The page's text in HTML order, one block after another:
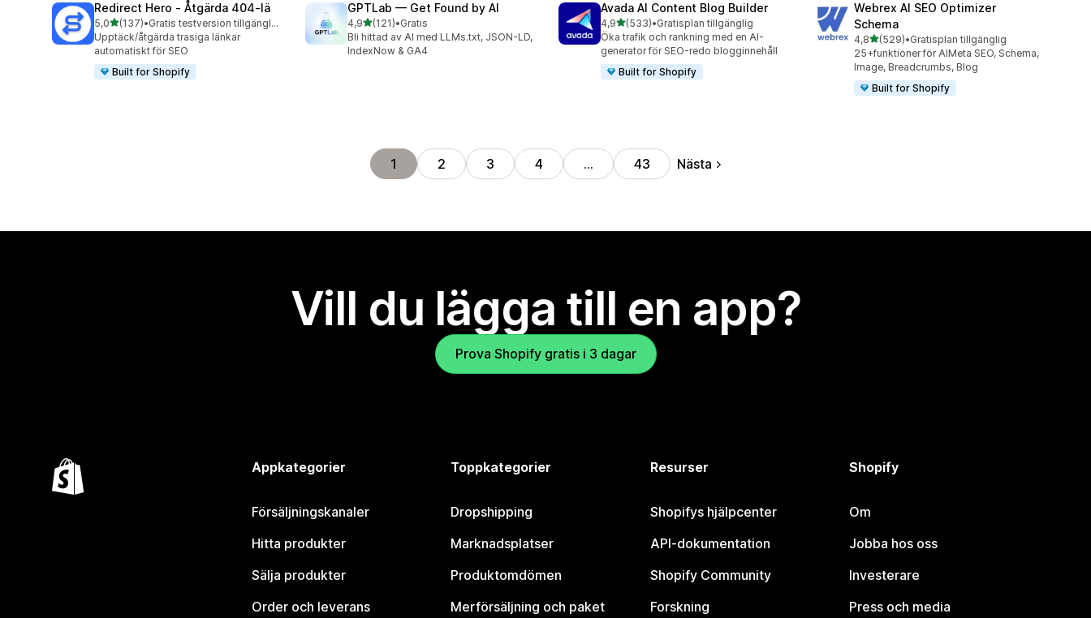
Redirect Hero ‑ Åtgärda 404‑lä
5,0av 5 stjärnor
(137)
137 recensioner totalt
•
Gratis testversion tillgänglig
Upptäck/åtgärda trasiga länkar
automatiskt för SEO
Built for Shopify
GPTLab — Get Found by AI
4,9av 5 stjärnor
(121)
121 recensioner totalt
•Gratis
Bli hittad av AI med LLMs.txt, JSON-LD,
IndexNow & GA4
Avada AI Content Blog Builder
4,9av 5 stjärnor
(533)
533 recensioner totalt
•Gratisplan tillgänglig
Öka trafik och rankning med en AI-
generator för SEO-redo blogginnehåll
Built for Shopify
Webrex AI SEO Optimizer
Schema
4,8av 5 stjärnor
(529)
529 recensioner totalt
•Gratisplan tillgänglig
25+funktioner för AIMeta SEO, Schema,
Image, Breadcrumbs, Blog
Built for Shopify
1 2 3 4 … 43 Nästa
Vill du lägga till en app?
Prova Shopify gratis i 3 dagar
Appkategorier
Försäljningskanaler
Hitta produkter
Sälja produkter
Order och leverans
Toppkategorier
Dropshipping
Marknadsplatser
Produktomdömen
Merförsäljning och paket
Resurser
Shopifys hjälpcenter
API-dokumentation
Shopify Community
Forskning
Shopify
Om
Jobba hos oss
Investerare
Press och media